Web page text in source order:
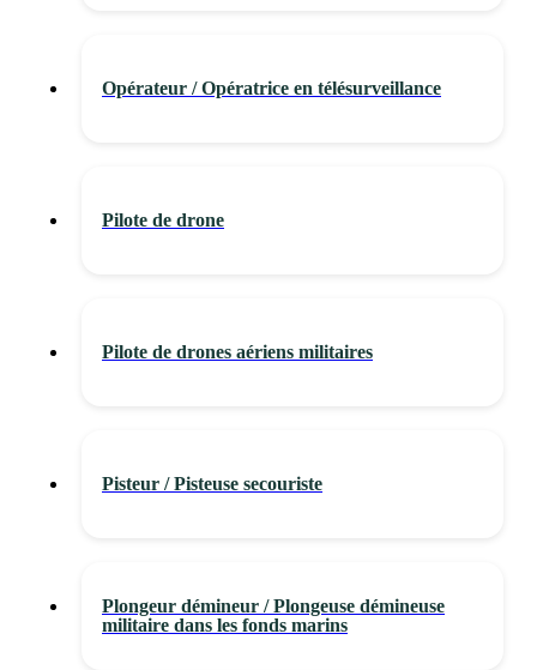
Opérateur / Opératrice en télésurveillance
Pilote de drone
Pilote de drones aériens militaires
Pisteur / Pisteuse secouriste
Plongeur démineur / Plongeuse démineuse
militaire dans les fonds marins